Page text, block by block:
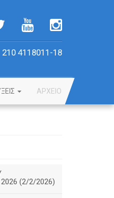
210 4118011-18
ΑΡΧΕΙΟ
(2/2/2026)